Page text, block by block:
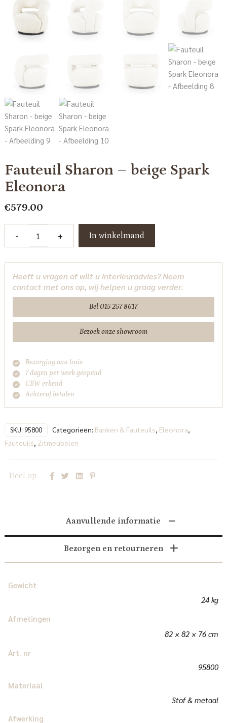
Fauteuil Sharon – beige Spark
Eleonora
€579.00
-
beige
Spark
Eleonora
+ In winkelmand
Heeft u vragen of wilt u interieuradvies? Neem
contact met ons op, wij helpen u graag verder.
Bel 015 257 8617
Bezoek onze showroom
Bezorging aan huis
7 dagen per week geopend
CBW erkend
Achteraf betalen
SKU: 95800 Categorieën: Banken & Fauteuils, Eleonora,
Fauteuils, Zitmeubelen
Deel op
Aanvullende informatie
Bezorgen en retourneren
Gewicht
24 kg
Afmetingen
82 × 82 × 76 cm
Art. nr
95800
Materiaal
Stof & metaal
Afwerking